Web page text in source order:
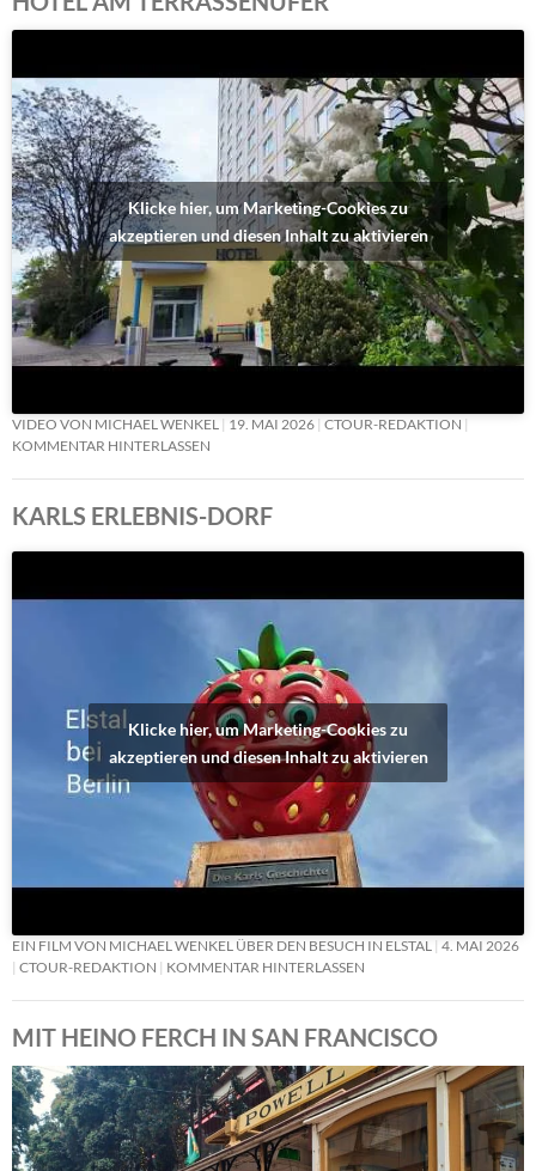
Klicke hier, um Marketing-Cookies zu
akzeptieren und diesen Inhalt zu aktivieren
VIDEO VON MICHAEL WENKEL 19. MAI 2026 CTOUR-REDAKTION
KOMMENTAR HINTERLASSEN
KARLS ERLEBNIS-DORF
Klicke hier, um Marketing-Cookies zu
akzeptieren und diesen Inhalt zu aktivieren
EIN FILM VON MICHAEL WENKEL ÜBER DEN BESUCH IN ELSTAL
4. MAI 2026
CTOUR-REDAKTION
KOMMENTAR HINTERLASSEN
MIT HEINO FERCH IN SAN FRANCISCO